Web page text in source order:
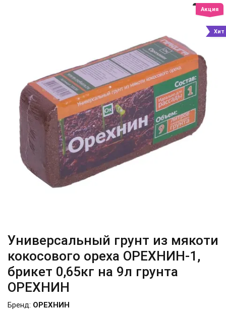
Хит
Акция
Универсальный грунт из мякоти
кокосового ореха ОРЕХНИН-1,
брикет 0,65кг на 9л грунта
ОРЕХНИН
Бренд: ОРЕХНИН